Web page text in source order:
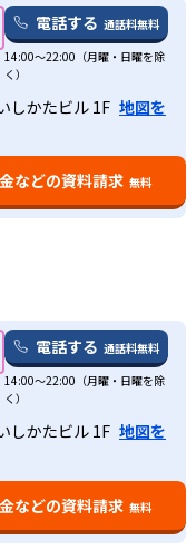
電話する 通話料無料
14:00〜22:00（月曜・日曜を除
く）
しかたビル 1F 地図を
などの資料請求 無料
電話する 通話料無料
14:00〜22:00（月曜・日曜を除
く）
しかたビル 1F 地図を
などの資料請求 無料